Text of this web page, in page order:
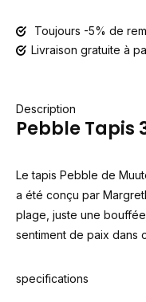
Toujours -5% de
Livraison gratuite à
Description
Pebble Tapis
Le tapis Pebble de
a été conçu par
plage, juste une
sentiment de paix dans
specifications